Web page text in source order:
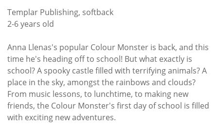
Templar Publishing, softback
2-6 years old
Anna Llenas's popular Colour Monster is back, and this
time he's heading off to school! But what exactly is
school? A spooky castle filled with terrifying animals? A
place in the sky, amongst the rainbows and clouds?
From music lessons, to lunchtime, to making new
friends, the Colour Monster's first day of school is filled
with exciting new adventures.